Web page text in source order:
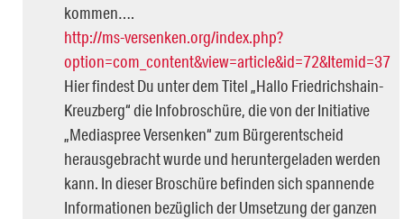
kommen….
http://ms-versenken.org/index.php?
option=com_content&view=article&id=72&Itemid=37
Hier findest Du unter dem Titel „Hallo Friedrichshain-
Kreuzberg“ die Infobroschüre, die von der Initiative
„Mediaspree Versenken“ zum Bürgerentscheid
herausgebracht wurde und heruntergeladen werden
kann. In dieser Broschüre befinden sich spannende
Informationen bezüglich der Umsetzung der ganzen